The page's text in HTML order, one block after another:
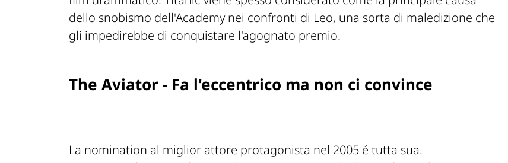
dello snobismo dell'Academy nei confronti di Leo, una sorta di maledizione che
gli impedirebbe di conquistare l'agognato premio.
The Aviator - Fa l'eccentrico ma non ci convince
La nomination al miglior attore protagonista nel 2005 é tutta sua.